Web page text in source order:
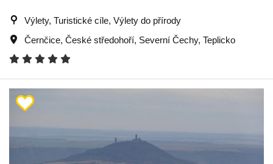
Výlety, Turistické cíle, Výlety do přírody
Černčice, České středohoří, Severní Čechy, Teplicko